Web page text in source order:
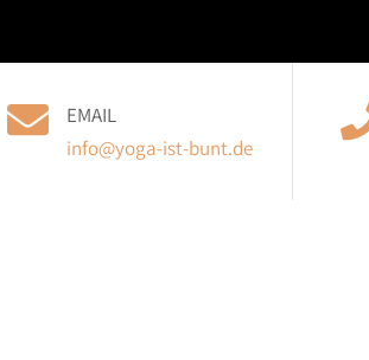
EMAIL
info@yoga-ist-bunt.de